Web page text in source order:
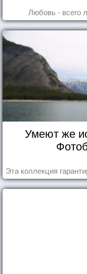
Любовь - всего
Умеют же
Эта коллекция